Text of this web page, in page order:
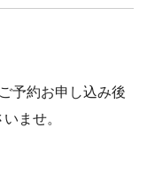
予約お申し込み後
ませ。